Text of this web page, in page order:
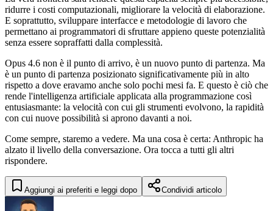
ridurre i costi computazionali, migliorare la velocità di elaborazione.
E soprattutto, sviluppare interfacce e metodologie di lavoro che
permettano ai programmatori di sfruttare appieno queste potenzialità
senza essere sopraffatti dalla complessità.
Opus 4.6 non è il punto di arrivo, è un nuovo punto di partenza. Ma
è un punto di partenza posizionato significativamente più in alto
rispetto a dove eravamo anche solo pochi mesi fa. E questo è ciò che
rende l'intelligenza artificiale applicata alla programmazione così
entusiasmante: la velocità con cui gli strumenti evolvono, la rapidità
con cui nuove possibilità si aprono davanti a noi.
Come sempre, staremo a vedere. Ma una cosa è certa: Anthropic ha
alzato il livello della conversazione. Ora tocca a tutti gli altri
rispondere.
Aggiungi ai preferiti e leggi dopo Condividi articolo